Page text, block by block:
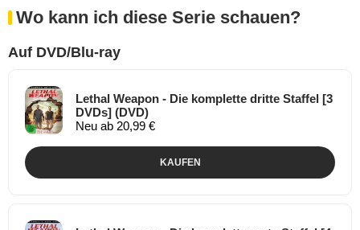
Wo kann ich diese Serie schauen?
Auf DVD/Blu-ray
Lethal Weapon - Die komplette dritte Staffel [3
DVDs] (DVD)
Neu ab 20,99 €
KAUFEN